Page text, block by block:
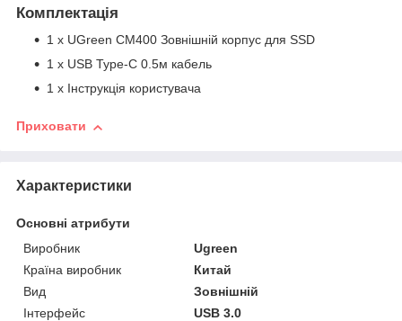
Комплектація
1 x UGreen CM400 Зовнішній корпус для SSD
1 x USB Type-C 0.5м кабель
1 x Інструкція користувача
Приховати
Характеристики
Основні атрибути
Виробник
Ugreen
Країна виробник
Китай
Вид
Зовнішній
Інтерфейс
USB 3.0